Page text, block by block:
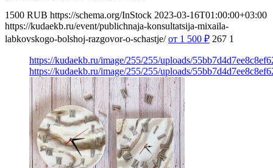
1500 RUB https://schema.org/InStock 2023-03-16T01:00:00+03:00
https://kudaekb.ru/event/publichnaja-konsultatsija-mixaila-
labkovskogo-bolshoj-razgovor-o-schastje/ от 1 500 ₽ 267 1
https://kudaekb.ru/image/255/255/uploads/
https://kudaekb.ru/image/255/255/uploads/